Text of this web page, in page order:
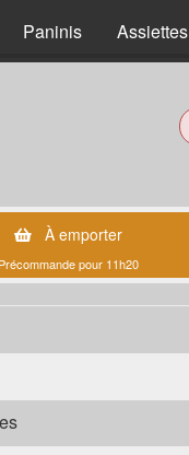
Paninis Assiettes
À emporter
Précommande pour 11h20